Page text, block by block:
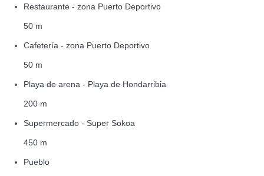
Restaurante - zona Puerto Deportivo
50 m
Cafetería - zona Puerto Deportivo
50 m
Playa de arena - Playa de Hondarribia
200 m
Supermercado - Super Sokoa
450 m
Pueblo